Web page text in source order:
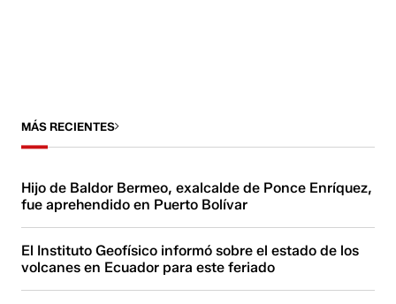
MÁS RECIENTES
Hijo de Baldor Bermeo, exalcalde de Ponce Enríquez,
fue aprehendido en Puerto Bolívar
El Instituto Geofísico informó sobre el estado de los
volcanes en Ecuador para este feriado